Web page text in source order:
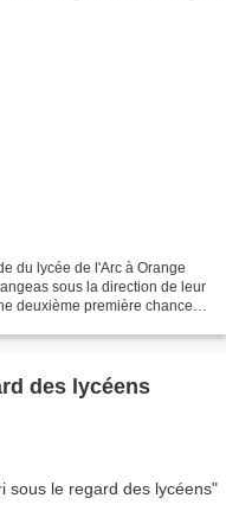
du lycée de l'Arc à Orange
sous la direction de leur
deuxième première chance
des lycéens